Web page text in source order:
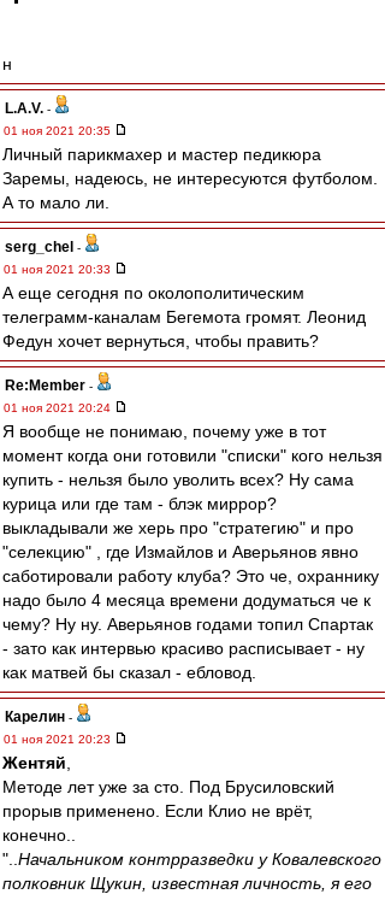
н
L.А.V. -
01 ноя 2021 20:35
Личный парикмахер и мастер педикюра
Заремы, надеюсь, не интересуются футболом.
А то мало ли.
serg_chel -
01 ноя 2021 20:33
А еще сегодня по околополитическим
телеграмм-каналам Бегемота громят. Леонид
Федун хочет вернуться, чтобы править?
Re:Member -
01 ноя 2021 20:24
Я вообще не понимаю, почему уже в тот
момент когда они готовили "списки" кого нельзя
купить - нельзя было уволить всех? Ну сама
курица или где там - блэк миррор?
выкладывали же херь про "стратегию" и про
"селекцию" , где Измайлов и Аверьянов явно
саботировали работу клуба? Это че, охраннику
надо было 4 месяца времени додуматься че к
чему? Ну ну. Аверьянов годами топил Спартак
- зато как интервью красиво расписывает - ну
как матвей бы сказал - ебловод.
Карелин -
01 ноя 2021 20:23
Жентяй
Методе лет уже за сто. Под Брусиловский
прорыв применено. Если Клио не врёт,
конечно..
".. Начальником контрразведки у Ковалевского
полковник Щукин, известная личность, я его